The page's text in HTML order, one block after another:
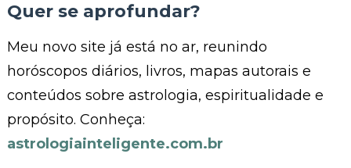
Quer se aprofundar?
Meu novo site já está no ar, reunindo
horóscopos diários, livros, mapas autorais e
conteúdos sobre astrologia, espiritualidade e
propósito. Conheça:
astrologiainteligente.com.br